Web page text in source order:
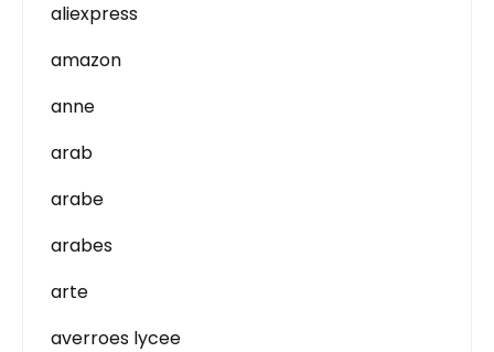
aliexpress
amazon
anne
arab
arabe
arabes
arte
averroes lycee